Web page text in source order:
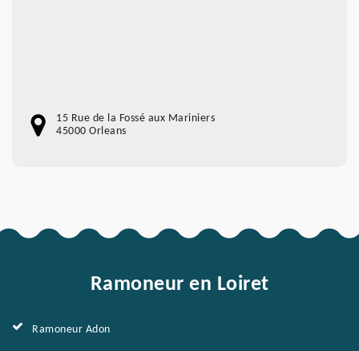
15 Rue de la Fossé aux Mariniers
45000 Orleans
Ramoneur en Loiret
Ramoneur Adon